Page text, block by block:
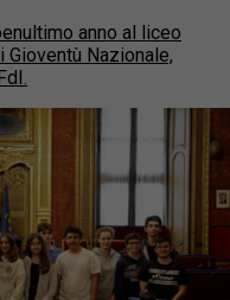
anno al liceo
Nazionale,